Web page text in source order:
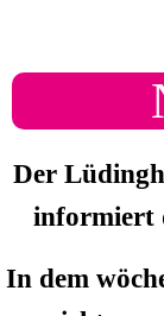
Der
informiert
In dem